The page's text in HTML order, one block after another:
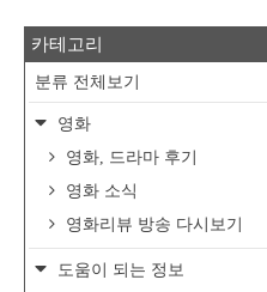
카테고리
분류 전체보기
영화
영화, 드라마 후기
영화 소식
영화리뷰 방송 다시보기
도움이 되는 정보